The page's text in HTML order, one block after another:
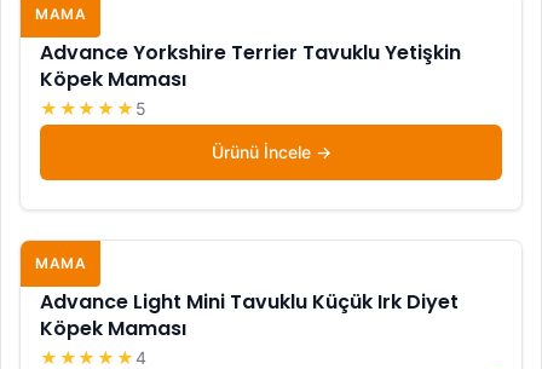
MAMA
Advance Yorkshire Terrier Tavuklu Yetişkin
Köpek Maması
★★★★★ 5
Ürünü İncele
MAMA
Advance Light Mini Tavuklu Küçük Irk Diyet
Köpek Maması
★★★★★4